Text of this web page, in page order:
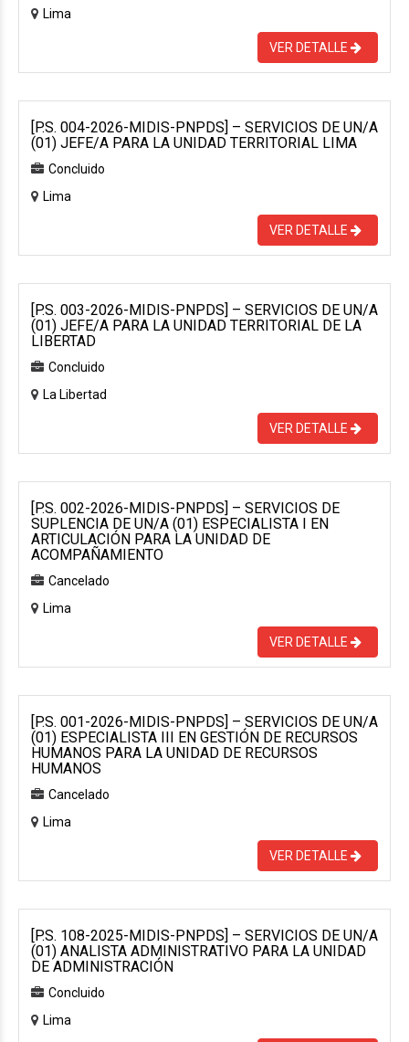
Lima
VER DETALLE
[P.S. 004-2026-MIDIS-PNPDS] – SERVICIOS DE UN/A
(01) JEFE/A PARA LA UNIDAD TERRITORIAL LIMA
Concluido
Lima
VER DETALLE
[P.S. 003-2026-MIDIS-PNPDS] – SERVICIOS DE UN/A
(01) JEFE/A PARA LA UNIDAD TERRITORIAL DE LA
LIBERTAD
Concluido
La Libertad
VER DETALLE
[P.S. 002-2026-MIDIS-PNPDS] – SERVICIOS DE
SUPLENCIA DE UN/A (01) ESPECIALISTA I EN
ARTICULACIÓN PARA LA UNIDAD DE
ACOMPAÑAMIENTO
Cancelado
Lima
VER DETALLE
[P.S. 001-2026-MIDIS-PNPDS] – SERVICIOS DE UN/A
(01) ESPECIALISTA III EN GESTIÓN DE RECURSOS
HUMANOS PARA LA UNIDAD DE RECURSOS
HUMANOS
Cancelado
Lima
VER DETALLE
[P.S. 108-2025-MIDIS-PNPDS] – SERVICIOS DE UN/A
(01) ANALISTA ADMINISTRATIVO PARA LA UNIDAD
DE ADMINISTRACIÓN
Concluido
Lima